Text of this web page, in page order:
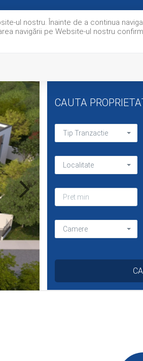
ul nostru. Înainte de a continua
navigării pe Website-ul nostru
APARTAMENT DE
PROPRIE LANGA
CAUTA
Tip Tranzactie
Localitate
Camere